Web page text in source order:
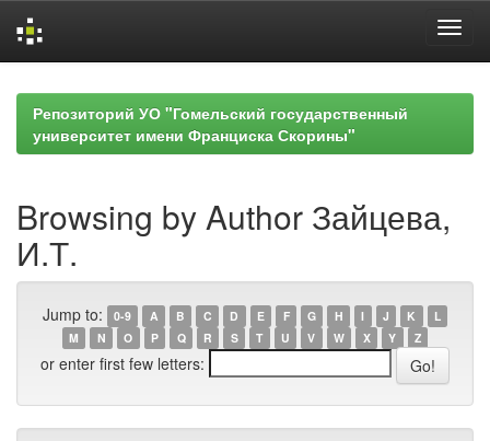
navigationРепозиторий УО "Гомельский государственный
университет имени Франциска Скорины"
Browsing by Author Зайцева,
И.Т.
Jump to: 0-9 A B C D E F G H I J K
L
M
N O P Q R S T U V W X Y Z
or enter first few letters: